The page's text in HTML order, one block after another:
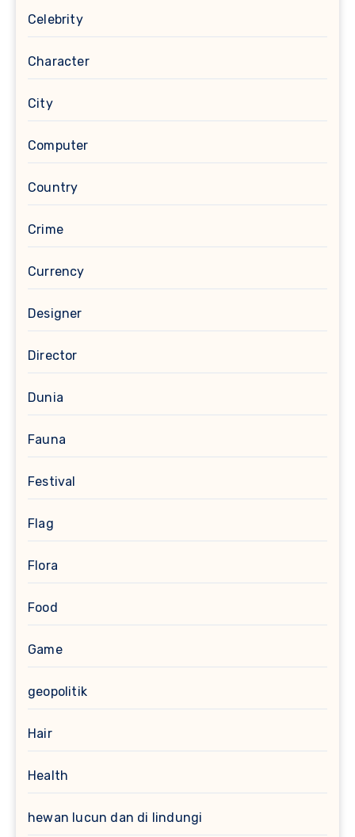
Celebrity
Character
City
Computer
Country
Crime
Currency
Designer
Director
Dunia
Fauna
Festival
Flag
Flora
Food
Game
geopolitik
Hair
Health
hewan lucun dan di lindungi